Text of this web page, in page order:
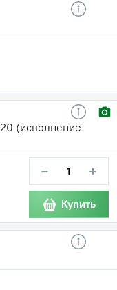
(исполнение
− +
Купить